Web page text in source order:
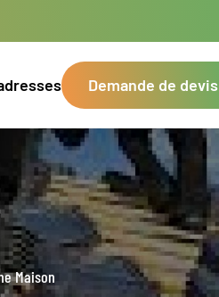
Demande de devis
Maison